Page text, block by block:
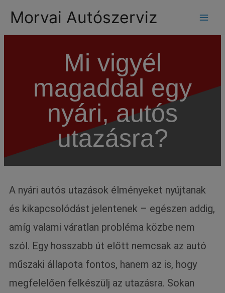
Morvai Autószerviz
Mi vigyél
magaddal egy
nyári, autós
utazásra?
A nyári autós utazások élményeket nyújtanak
és kikapcsolódást jelentenek – egészen addig,
amíg valami váratlan probléma közbe nem
szól. Egy hosszabb út előtt nemcsak az autó
műszaki állapota fontos, hanem az is, hogy
megfelelően felkészülj az utazásra. Sokan